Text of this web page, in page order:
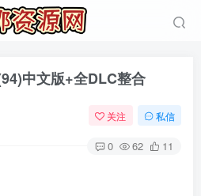
中文版+全DLC整合
关注 私信
0 62 11